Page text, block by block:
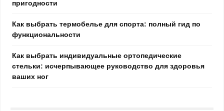
пригодности
Как выбрать термобелье для спорта: полный гид по
функциональности
Как выбрать индивидуальные ортопедические
стельки: исчерпывающее руководство для здоровья
ваших ног